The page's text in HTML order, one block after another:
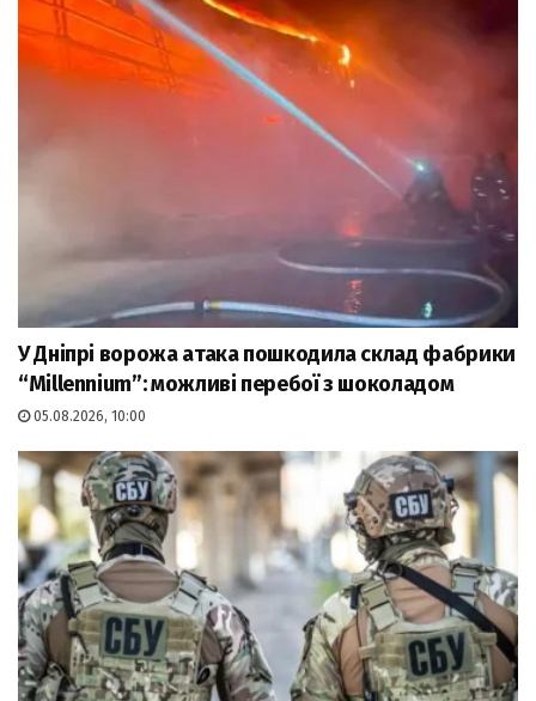
У Дніпрі ворожа атака пошкодила склад фабрики
“Millennium”: можливі перебої з шоколадом
05.08.2026, 10:00